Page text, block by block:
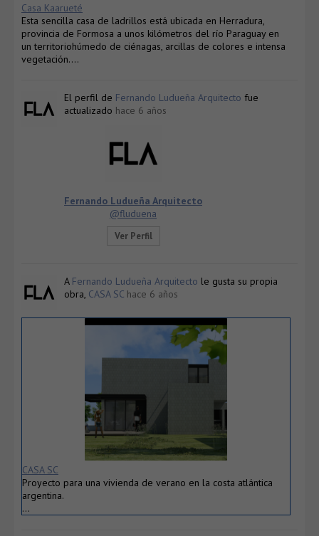
Casa Kaarueté
Esta sencilla casa de ladrillos está ubicada en Herradura,
provincia de Formosa a unos kilómetros del río Paraguay en
un territoriohúmedo de ciénagas, arcillas de colores e intensa
vegetación….
El perfil de Fernando Ludueña Arquitecto fue
actualizado hace 6 años
Fernando Ludueña Arquitecto
@fluduena
Ver Perfil
A Fernando Ludueña Arquitecto le gusta su propia
obra, CASA SC hace 6 años
CASA SC
Proyecto para una vivienda de verano en la costa atlántica
argentina.
…